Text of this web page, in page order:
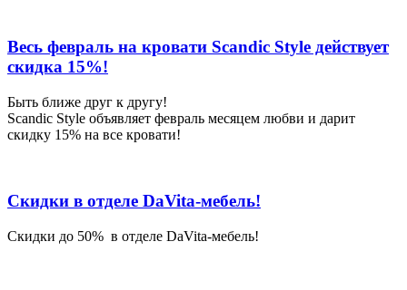
мебели.
Магазины
мебели.
диваны,
столы,
шкафы
Весь февраль на кровати Scandic Style действует
скидка 15%!
Быть ближе друг к другу!
Scandic Style объявляет февраль месяцем любви и дарит
скидку 15% на все кровати!
Скидки в отделе DaVita-мебель!
Скидки до 50% в отделе DaVita-мебель!